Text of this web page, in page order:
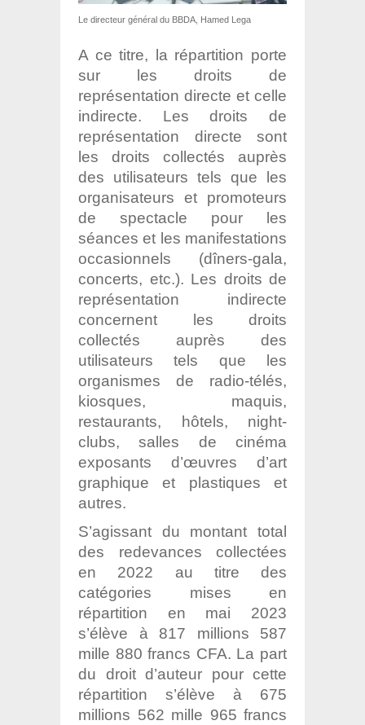
Le directeur général du BBDA, Hamed Lega
A ce titre, la répartition porte
sur les droits de
représentation directe et celle
indirecte. Les droits de
représentation directe sont
les droits collectés auprès
des utilisateurs tels que les
organisateurs et promoteurs
de spectacle pour les
séances et les manifestations
occasionnels (dîners-gala,
concerts, etc.). Les droits de
représentation indirecte
concernent les droits
collectés auprès des
utilisateurs tels que les
organismes de radio-télés,
kiosques, maquis,
restaurants, hôtels, night-
clubs, salles de cinéma
exposants d’œuvres d’art
graphique et plastiques et
autres.
S’agissant du montant total
des redevances collectées
en 2022 au titre des
catégories mises en
répartition en mai 2023
s’élève à 817 millions 587
mille 880 francs CFA. La part
du droit d’auteur pour cette
répartition s’élève à 675
millions 562 mille 965 francs